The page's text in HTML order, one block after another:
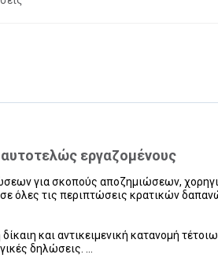
αυτοτελώς εργαζομένους
για σκοπούς αποζημιώσεων,
όλες τις περιπτώσεις κρατικών
και αντικειμενική κατανομή
δηλώσεις. ...